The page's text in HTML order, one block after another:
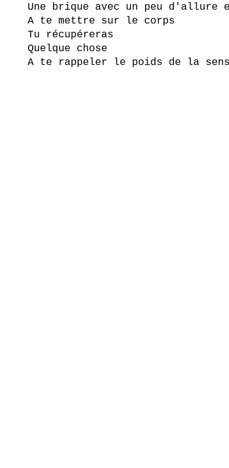
Une brique avec un peu d'allure
A te mettre sur le corps
Tu récupéreras
Quelque chose
A te rappeler le poids de la